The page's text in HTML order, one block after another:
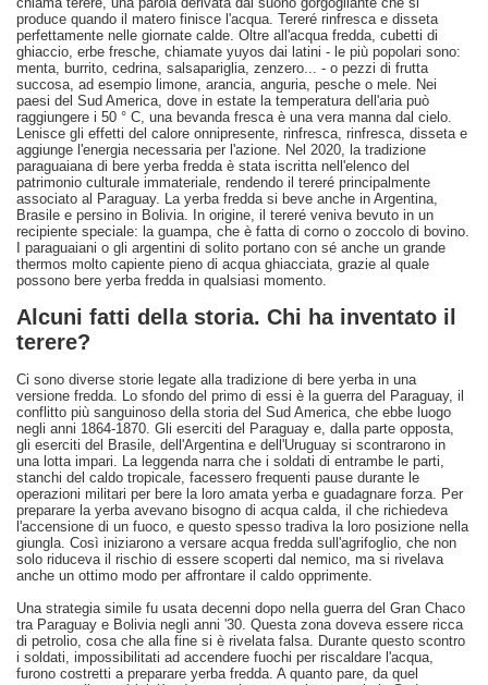
produce quando il matero finisce l'acqua. Tereré rinfresca e disseta
perfettamente nelle giornate calde. Oltre all'acqua fredda, cubetti di
ghiaccio, erbe fresche, chiamate yuyos dai latini - le più popolari sono:
menta, burrito, cedrina, salsapariglia, zenzero... - o pezzi di frutta
succosa, ad esempio limone, arancia, anguria, pesche o mele. Nei
paesi del Sud America, dove in estate la temperatura dell'aria può
raggiungere i 50 ° C, una bevanda fresca è una vera manna dal cielo.
Lenisce gli effetti del calore onnipresente, rinfresca, rinfresca, disseta e
aggiunge l'energia necessaria per l'azione. Nel 2020, la tradizione
paraguaiana di bere yerba fredda è stata iscritta nell'elenco del
patrimonio culturale immateriale, rendendo il tereré principalmente
associato al Paraguay. La yerba fredda si beve anche in Argentina,
Brasile e persino in Bolivia. In origine, il tereré veniva bevuto in un
recipiente speciale: la guampa, che è fatta di corno o zoccolo di bovino.
I paraguaiani o gli argentini di solito portano con sé anche un grande
thermos molto capiente pieno di acqua ghiacciata, grazie al quale
possono bere yerba fredda in qualsiasi momento.
Alcuni fatti della storia. Chi ha inventato il
terere?
Ci sono diverse storie legate alla tradizione di bere yerba in una
versione fredda. Lo sfondo del primo di essi è la guerra del Paraguay, il
conflitto più sanguinoso della storia del Sud America, che ebbe luogo
negli anni 1864-1870. Gli eserciti del Paraguay e, dalla parte opposta,
gli eserciti del Brasile, dell'Argentina e dell'Uruguay si scontrarono in
una lotta impari. La leggenda narra che i soldati di entrambe le parti,
stanchi del caldo tropicale, facessero frequenti pause durante le
operazioni militari per bere la loro amata yerba e guadagnare forza. Per
preparare la yerba avevano bisogno di acqua calda, il che richiedeva
l'accensione di un fuoco, e questo spesso tradiva la loro posizione nella
giungla. Così iniziarono a versare acqua fredda sull'agrifoglio, che non
solo riduceva il rischio di essere scoperti dal nemico, ma si rivelava
anche un ottimo modo per affrontare il caldo opprimente.
Una strategia simile fu usata decenni dopo nella guerra del Gran Chaco
tra Paraguay e Bolivia negli anni '30. Questa zona doveva essere ricca
di petrolio, cosa che alla fine si è rivelata falsa. Durante questo scontro
i soldati, impossibilitati ad accendere fuochi per riscaldare l'acqua,
furono costretti a preparare yerba fredda. A quanto pare, da quel